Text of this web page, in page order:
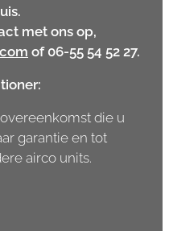
met ons op,
of 06-55 54 52 27.
die u
garantie en tot
airco units.